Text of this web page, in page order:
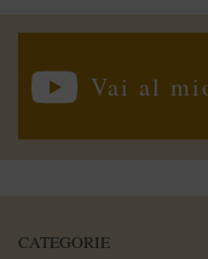
Vai al
CATEGORIE